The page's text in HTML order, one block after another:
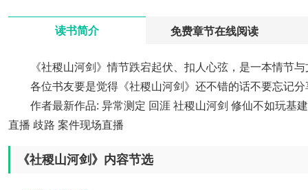
读书简介 免费章节在线阅读
《社稷山河剑》情节跌宕起伏、扣人心弦，是一本情节
各位书友要是觉得《社稷山河剑》还不错的话不要忘记
作者最新作品: 异常测定 回涯 社稷山河剑 修仙不如玩基建
直播 歧路 案件现场直播
《社稷山河剑》内容节选